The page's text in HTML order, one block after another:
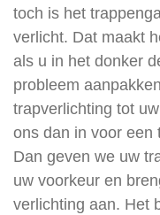
toch is het
verlicht. Dat maakt
als u in het donker
probleem
trapverlichting tot
ons dan in voor een
Dan geven we uw
uw voorkeur en
verlichting aan. Het